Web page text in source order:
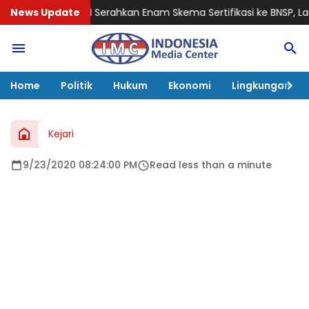
News Update
RI Serahkan Enam Skema Sertifikasi ke BNSP, Langkah
Home Politik Hukum Ekonomi Lingkungan
Kejari
9/23/2020 08:24:00 PM Read less than a minute